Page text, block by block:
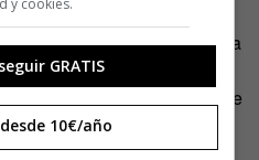
banda ancha a Iqaluit y
norte de Canadá. “Imagina
acceso a telemedicina,
todo, podrán formar parte de
resalta Cunningham.
y cookies.
GRATIS
10€/año